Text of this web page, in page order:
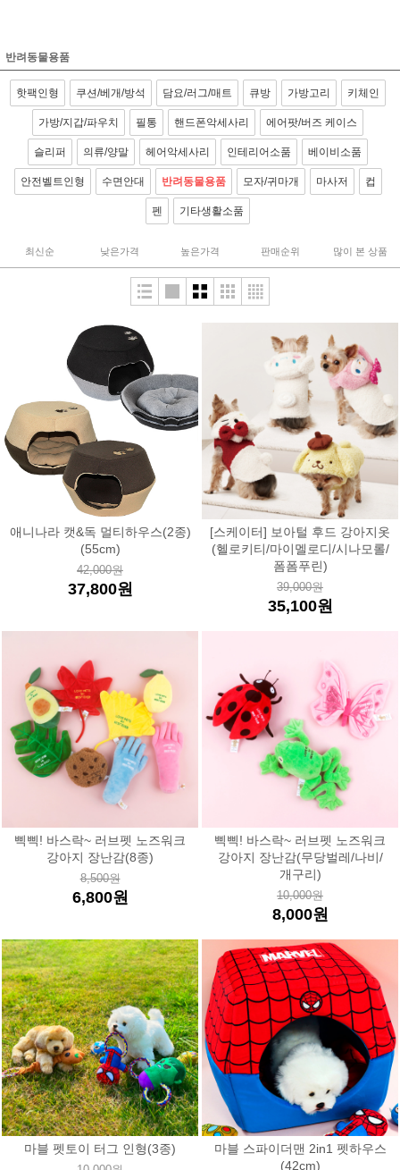
반려동물용품
핫팩인형 쿠션/베개/방석 담요/러그/매트 큐방 가방고리 키체인
가방/지갑/파우치 필통 핸드폰악세사리 에어팟/버즈 케이스
슬리퍼 의류/양말 헤어악세사리 인테리어소품 베이비소품
안전벨트인형 수면안대 반려동물용품 모자/귀마개 마사저 컵
펜 기타생활소품
최신순 낮은가격 높은가격 판매순위 많이 본 상품
애니나라 캣&독 멀티하우스(2종)
(55cm)
42,000원
37,800원
[스케이터] 보아털 후드 강아지옷
(헬로키티/마이멜로디/시나모롤/
폼폼푸린)
39,000원
35,100원
삑삑! 바스락~ 러브펫 노즈워크
강아지 장난감(8종)
8,500원
6,800원
삑삑! 바스락~ 러브펫 노즈워크
강아지 장난감(무당벌레/나비/
개구리)
10,000원
8,000원
마블 펫토이 터그 인형(3종)
마블 스파이더맨 2in1 펫하우스
(42cm)